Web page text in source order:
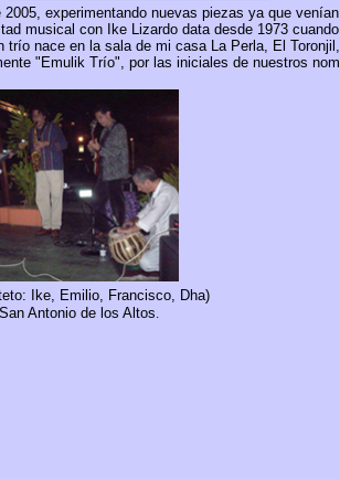
2005, experimentando nuevas piezas ya que
musical con Ike Lizardo data desde 1973
trío nace en la sala de mi casa La Perla, El
"Emulik Trío", por las iniciales de nuestros
Ike, Emilio, Francisco, Dha)
Antonio de los Altos.